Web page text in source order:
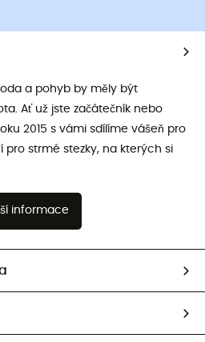
a pohyb by měly být
Ať už jste začátečník nebo
2015 s vámi sdílíme vášeň pro
strmé stezky, na kterých si
informace